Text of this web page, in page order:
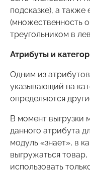
подсказке), а
(множественность
треугольником в
Атрибуты и
Одним из
указывающий на
определяются
В момент выгрузки
данного атрибута
модуль «знает», в
выгружаться
использовать